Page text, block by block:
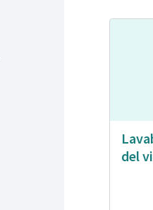
del